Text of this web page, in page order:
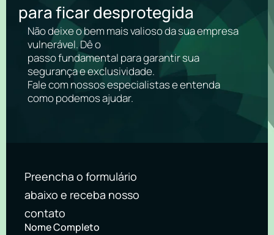
para ficar desprotegida
Não deixe o bem mais valioso da sua empresa
vulnerável. Dê o
passo fundamental para garantir sua
segurança e exclusividade.
Fale com nossos especialistas e entenda
como podemos ajudar.
Preencha o formulário
abaixo e receba nosso
contato
Nome Completo